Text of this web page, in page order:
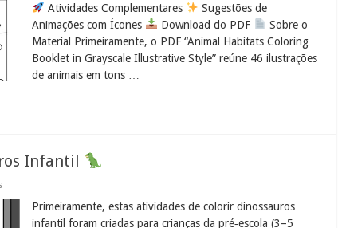
Infantil
Atividades Complementares
Sugestões de
Animações com Ícones
Download do PDF
Sobre o
Material Primeiramente, o PDF “Animal Habitats Coloring
Booklet in Grayscale Illustrative Style” reúne 46 ilustrações
de animais em tons …
Infantil
em
Primeiramente, estas atividades de colorir dinossauros
infantil foram criadas para crianças da pré‑escola (3–5